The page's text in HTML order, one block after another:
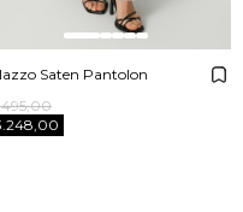
Saten Pantolon